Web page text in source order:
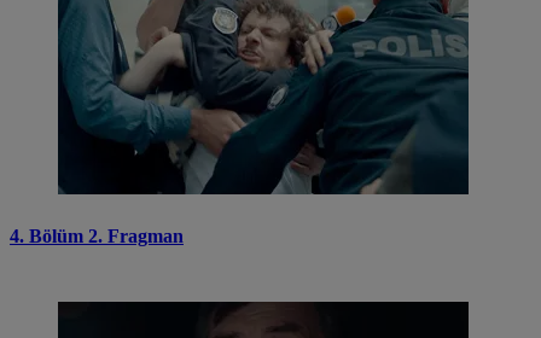
4. Bölüm 2. Fragman